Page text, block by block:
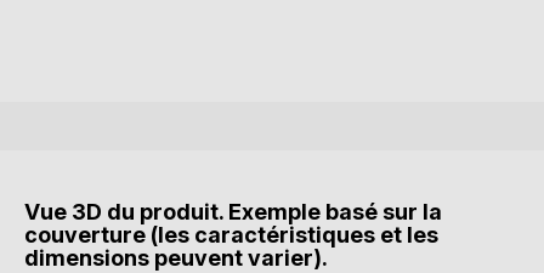
Vue 3D du produit. Exemple basé sur la
couverture (les caractéristiques et les
dimensions peuvent varier).